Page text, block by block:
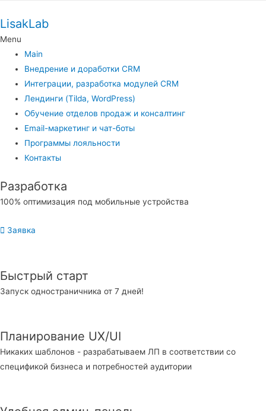
LisakLab
Menu
Main
Внедрение и доработки CRM
Интеграции, разработка модулей CRM
Лендинги (Tilda, WordPress)
Обучение отделов продаж и консалтинг
Email-маркетинг и чат-боты
Программы лояльности
Контакты
Разработка
100% оптимизация под мобильные устройства
Заявка
Быстрый старт
Запуск одностраничника от 7 дней!
Планирование UX/UI
Никаких шаблонов - разрабатываем ЛП в соответствии со
спецификой бизнеса и потребностей аудитории